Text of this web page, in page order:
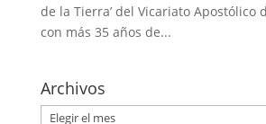
de la Tierra’ del Vicariato Apostólico
con más 35 años de...
Archivos
Archivos